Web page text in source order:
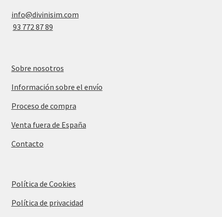
info@divinisim.com
93 772 87 89
Sobre nosotros
Información sobre el envío
Proceso de compra
Venta fuera de España
Contacto
Política de Cookies
Política de privacidad